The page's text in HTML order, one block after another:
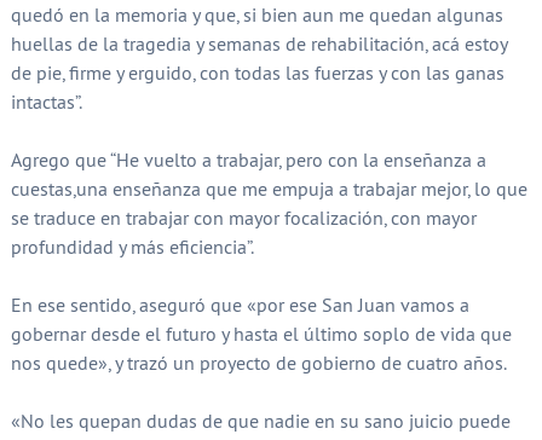
quedó en la memoria y que, si bien aun me quedan algunas
huellas de la tragedia y semanas de rehabilitación, acá estoy
de pie, firme y erguido, con todas las fuerzas y con las ganas
intactas”.
Agrego que “He vuelto a trabajar, pero con la enseñanza a
cuestas,una enseñanza que me empuja a trabajar mejor, lo que
se traduce en trabajar con mayor focalización, con mayor
profundidad y más eficiencia”.
En ese sentido, aseguró que «por ese San Juan vamos a
gobernar desde el futuro y hasta el último soplo de vida que
nos quede», y trazó un proyecto de gobierno de cuatro años.
«No les quepan dudas de que nadie en su sano juicio puede